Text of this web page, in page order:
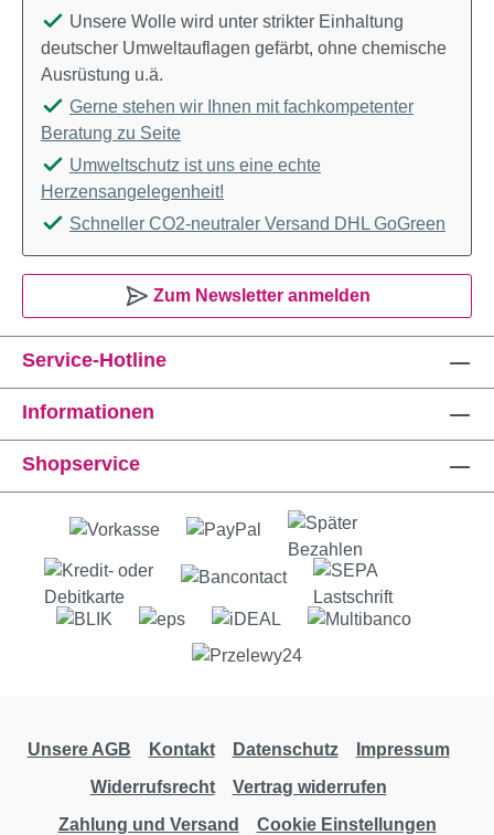
Service-Hotline
Informationen
Shopservice
Unsere Wolle wird unter strikter Einhaltung
deutscher Umweltauflagen gefärbt, ohne chemische
Ausrüstung u.ä.
Gerne stehen wir Ihnen mit fachkompetenter
Beratung zu Seite
Umweltschutz ist uns eine echte
Herzensangelegenheit!
Schneller CO2-neutraler Versand DHL GoGreen
Zum Newsletter anmelden
Unsere AGB Kontakt Datenschutz
Impressum
Widerrufsrecht
Vertrag widerrufen
Zahlung und Versand
Cookie Einstellungen